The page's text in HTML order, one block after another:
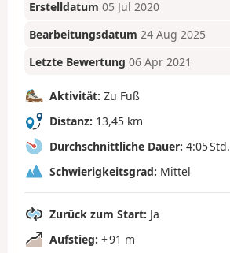
Erstelldatum 05 Jul 2020
Bearbeitungsdatum 24 Aug 2025
Letzte Bewertung 06 Apr 2021
Aktivität: Zu Fuß
Distanz: 13,45 km
Durchschnittliche Dauer: 4:05 Std.
Schwierigkeitsgrad: Mittel
Zurück zum Start: Ja
Aufstieg: + 91 m